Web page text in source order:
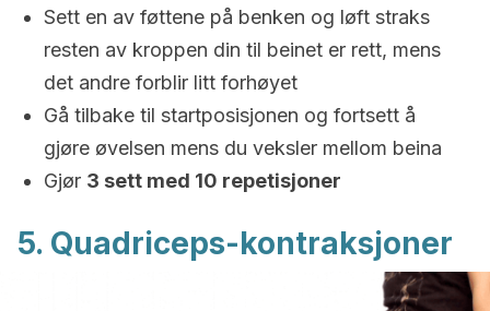
Sett en av føttene på benken og løft straks
resten av kroppen din til beinet er rett, mens
det andre forblir litt forhøyet
Gå tilbake til startposisjonen og fortsett å
gjøre øvelsen mens du veksler mellom beina
Gjør 3 sett med 10 repetisjoner
5. Quadriceps-kontraksjoner